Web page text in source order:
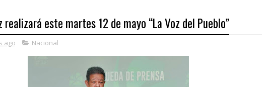
realizará este martes 12 de mayo “La Voz del Pueblo”
ago Nacional